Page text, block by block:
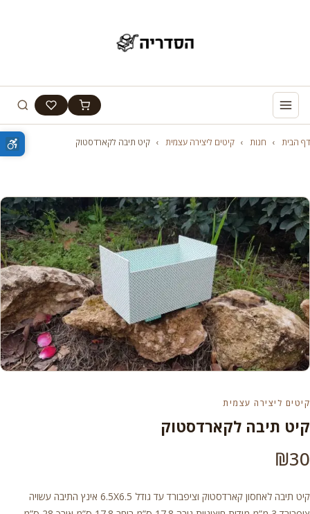
דף הבית › חנות › קיטים ליצירה עצמית › קיט תיבה לקארדסטוק
קיטים ליצירה עצמית
קיט תיבה לקארדסטוק
₪30
קיט תיבה לאחסון קארדסטוק וציפבורד עד גודל 6.5X6.5 אינץ התיבה עשויה